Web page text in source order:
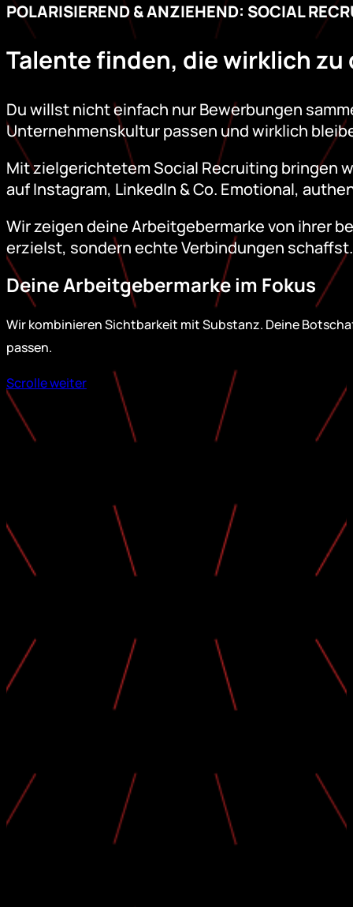
POLARISIEREND & ANZIEHEND: SOCIAL
Talente finden, die wirklich zu
Du willst nicht einfach nur Bewerbungen
Unternehmenskultur passen und wirklich
Mit zielgerichtetem Social Recruiting bringen
auf Instagram, LinkedIn & Co. Emotional,
Wir zeigen deine Arbeitgebermarke von ihrer
erzielst, sondern echte Verbindungen schaffst.
Deine Arbeitgebermarke im Fokus
Wir kombinieren Sichtbarkeit mit Substanz. Deine
passen.
Scrolle weiter